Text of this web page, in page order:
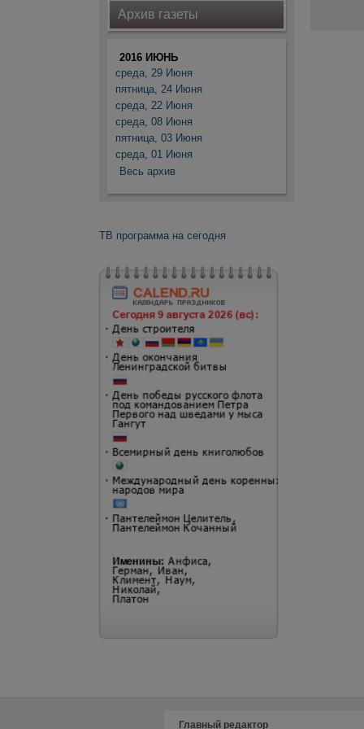
Архив газеты
2016 ИЮНЬ
среда, 29 Июня
пятница, 24 Июня
среда, 22 Июня
среда, 08 Июня
пятница, 03 Июня
среда, 01 Июня
Весь архив
ТВ программа на сегодня
Главный редактор